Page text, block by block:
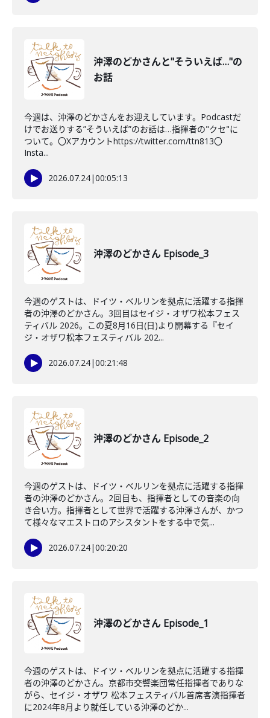
沖澤のどかさんと"そういえば…"の
お話
今週は、沖澤のどかさんをお迎えしています。Podcastだ
けでお送りする”そういえば”のお話は…指揮者の"クセ"に
ついて。〇Xアカウントhttps://twitter.com/ttn813〇
Insta...
2026.07.24|00:05:13
沖澤のどかさん Episode_3
今週のゲストは、ドイツ・ベルリンを拠点に活躍する指揮
者の沖澤のどかさん。3回目はセイジ・オザワ松本フェス
ティバル 2026。この夏8月16日(日)より開幕する『セイ
ジ・オザワ松本フェスティバル 202...
2026.07.24|00:21:48
沖澤のどかさん Episode_2
今週のゲストは、ドイツ・ベルリンを拠点に活躍する指揮
者の沖澤のどかさん。2回目も、指揮者としての音楽の向
き合い方。指揮者として世界で活躍する沖澤さんが、かつ
て様々なマエストロのアシスタントをする中で気...
2026.07.24|00:20:20
沖澤のどかさん Episode_1
今週のゲストは、ドイツ・ベルリンを拠点に活躍する指揮
者の沖澤のどかさん。京都市交響楽団常任指揮者でありな
がら、セイジ・オザワ 松本フェスティバル首席客演指揮者
に2024年8月より就任している沖澤のどか...